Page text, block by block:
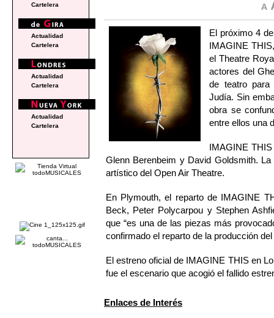
El próximo 4
IMAGINE
el Theatre
actores del
de teatro para
Judía. Sin
obra se
entre ellos una
IMAGINE
Glenn Berenbeim y David Goldsmith.
artístico del Open Air Theatre.
En Plymouth, el reparto de IMAGINE
Beck, Peter Polycarpou y Stephen
que “es una de las piezas más
confirmado el reparto de la producción
El estreno oficial de IMAGINE THIS en
fue el escenario que acogió el fallido
Enlaces de Interés
Cartelera
Actualidad
Cartelera
Actualidad
Cartelera
Actualidad
Cartelera